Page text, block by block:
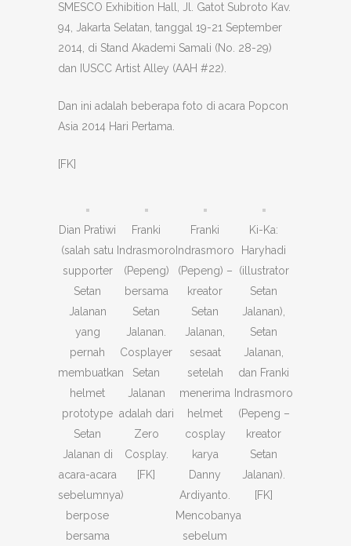
SMESCO Exhibition Hall, Jl. Gatot Subroto Kav.
94, Jakarta Selatan, tanggal 19-21 September
2014, di Stand Akademi Samali (No. 28-29)
dan IUSCC Artist Alley (AAH #22).
Dan ini adalah beberapa foto di acara Popcon
Asia 2014 Hari Pertama.
[FK]
Dian Pratiwi
(salah satu
supporter
Setan
Jalanan
yang
pernah
membuatkan
helmet
prototype
Setan
Jalanan di
acara-acara
sebelumnya)
berpose
bersama
Franki
Indrasmoro
(Pepeng)
bersama
Setan
Jalanan.
Cosplayer
Setan
Jalanan
adalah dari
Zero
Cosplay.
[FK]
Franki
Indrasmoro
(Pepeng) –
kreator
Setan
Jalanan,
sesaat
setelah
menerima
helmet
cosplay
karya
Danny
Ardiyanto.
Mencobanya
sebelum
Ki-Ka:
Haryhadi
(illustrator
Setan
Jalanan),
Setan
Jalanan,
dan Franki
Indrasmoro
(Pepeng –
kreator
Setan
Jalanan).
[FK]